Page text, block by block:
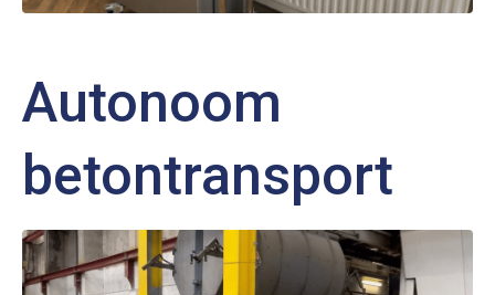
Autonoom
betontransport